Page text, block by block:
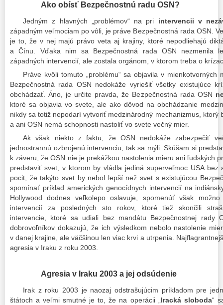
Ako obísť Bezpečnostnú radu OSN?
Jedným z hlavných „problémov“ na pri intervencii v
západným veľmociam po vôli, je práve Bezpečnostná rada OSN.
je to, že v nej majú právo veta aj krajiny, ktoré nepodliehajú
a Čínu. Vďaka nim sa Bezpečnostná rada OSN nezmenila
západných intervencií, ale zostala orgánom, v ktorom treba o
Práve kvôli tomuto „problému“ sa objavila v
Bezpečnostná rada OSN nedokáže vyriešiť všetky existujúce
obchádzať. Áno, je určite pravda, že Bezpečnostná rada OSN
ktoré sa objavia vo svete, ale ako dôvod na obchádzanie
nikdy sa totiž nepodarí vytvoriť medzinárodný mechanizmus, ktorý
a ani OSN nemá schopnosti nastoliť vo svete večný mier.
Ak však niekto z faktu, že OSN nedokáže zabezpečiť
jednostrannú ozbrojenú intervenciu, tak sa mýli. Skúšam si
k záveru, že OSN nie je prekážkou nastolenia mieru ani ľudských
predstaviť svet, v ktorom by vládla jediná superveľmoc USA bez
pocit, že takýto svet by nebol lepší než svet s existujúcou
spomínať príklad amerických genocídnych intervencií na
Hollywood dodnes veľkolepo oslavuje, spomenúť však
intervencií za posledných sto rokov, ktoré tiež skončili
intervencie, ktoré sa udiali bez mandátu Bezpečnostnej rady
dobrovoľníkov dokazujú, že ich výsledkom nebolo nastolenie
v danej krajine, ale väčšinou len viac krvi a utrpenia.
agresia v Iraku z roku 2003.
Agresia v Iraku 2003 a jej odsúdenie
Irak z roku 2003 je naozaj odstrašujúcim príkladom pre
štátoch a veľmi smutné je to, že na operácii „ Iracká sloboda“